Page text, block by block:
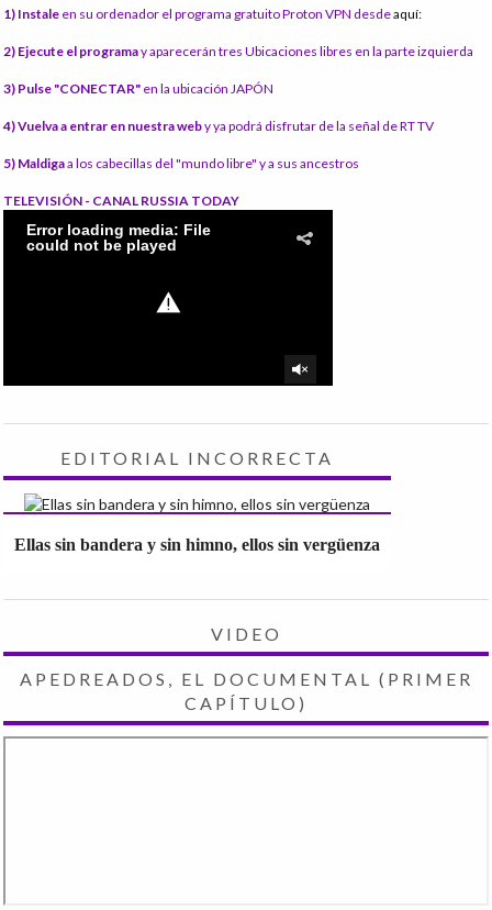
1) Instale en su ordenador el programa gratuito Proton VPN desdeaquí:
2) Ejecute el programay aparecerán tres Ubicaciones libres en la parte izquierda
3) Pulse "CONECTAR" en la ubicación JAPÓN
4) Vuelva a entrar en nuestra weby ya podrá disfrutar de la señal de RT TV
5) Maldigaa los cabecillas del "mundo libre" y a sus ancestros
TELEVISIÓN - CANAL RUSSIA TODAY
EDITORIAL INCORRECTA
Ellas sin bandera y sin himno, ellos sin vergüenza
VIDEO
APEDREADOS, EL DOCUMENTAL (PRIMER
CAPÍTULO)